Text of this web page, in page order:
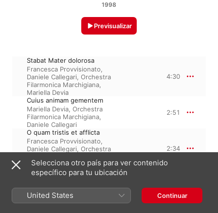
1998
Previsualizar
Stabat Mater dolorosa
Francesca Provvisionato,
Daniele Callegari, Orchestra
Filarmonica Marchigiana,
Mariella Devia
4:30
Cuius animam gementem
Mariella Devia, Orchestra
Filarmonica Marchigiana,
Daniele Callegari
2:51
O quam tristis et afflicta
Francesca Provvisionato,
Daniele Callegari, Orchestra
Mariella Devia
2:34
Quae moerebat et dolebat
Marchigiana,Daniele Callegari,
Francesca Provvisionato
Quis est homo, qui non fleret
Selecciona otro país para ver contenido
específico para tu ubicación
United States Continuar